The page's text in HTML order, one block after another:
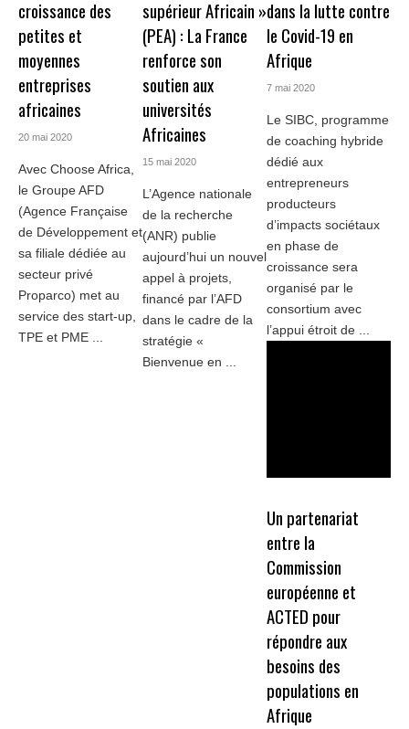
croissance des
petites et
moyennes
entreprises
africaines
20 mai 2020
Avec Choose Africa,
le Groupe AFD
(Agence Française
de Développement et
sa filiale dédiée au
secteur privé
Proparco) met au
service des start-up,
TPE et PME ...
supérieur Africain »
(PEA) : La France
renforce son
soutien aux
universités
Africaines
15 mai 2020
L’Agence nationale
de la recherche
(ANR) publie
aujourd’hui un nouvel
appel à projets,
financé par l’AFD
dans le cadre de la
stratégie «
Bienvenue en ...
dans la lutte contre
le Covid-19 en
Afrique
7 mai 2020
Le SIBC, programme
de coaching hybride
dédié aux
entrepreneurs
producteurs
d’impacts sociétaux
en phase de
croissance sera
organisé par le
consortium avec
l’appui étroit de ...
Un partenariat
entre la
Commission
européenne et
ACTED pour
répondre aux
besoins des
populations en
Afrique